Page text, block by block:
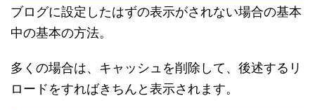
ブログに設定したはずの表示がされない場合の基本
中の基本の方法。
多くの場合は、キャッシュを削除して、後述するリ
ロードをすればきちんと表示されます。